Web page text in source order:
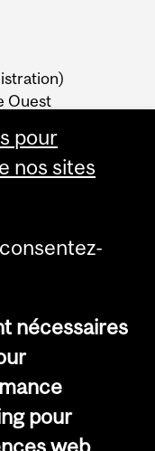
Ouest
pour
nos sites
nécessaires
pour
web